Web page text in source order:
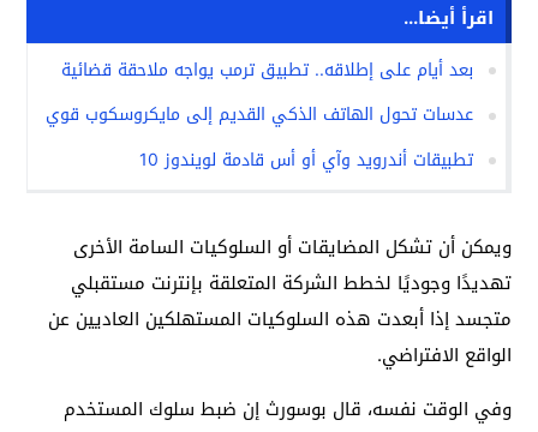
اقرأ أيضا...
بعد أيام على إطلاقه.. تطبيق ترمب يواجه ملاحقة قضائية
عدسات تحول الهاتف الذكي القديم إلى مايكروسكوب قوي
تطبيقات أندرويد وآي أو أس قادمة لويندوز 10
ويمكن أن تشكل المضايقات أو السلوكيات السامة الأخرى
تهديدًا وجوديًا لخطط الشركة المتعلقة بإنترنت مستقبلي
متجسد إذا أبعدت هذه السلوكيات المستهلكين العاديين عن
الواقع الافتراضي.
وفي الوقت نفسه، قال بوسورث إن ضبط سلوك المستخدم